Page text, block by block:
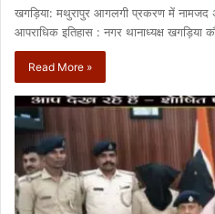
खगड़िया: मथुरापुर आगलगी प्रकरण में नामजद
आपराधिक इतिहास : नगर थानाध्यक्ष खगड़िया
Read More »